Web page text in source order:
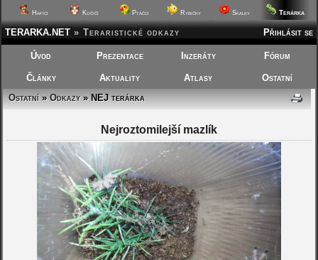
Hafíci Kočičí Ptáčci Rybičky Skalky Terárka
Přihlásit se
TERARKA.NET » Teraristické odkazy
Úvod Prezentace Inzeráty Fórum
Články Aktuality Atlasy
Ostatní
Ostatní»Odkazy» NEJ terárka
Nejroztomilejší mazlík